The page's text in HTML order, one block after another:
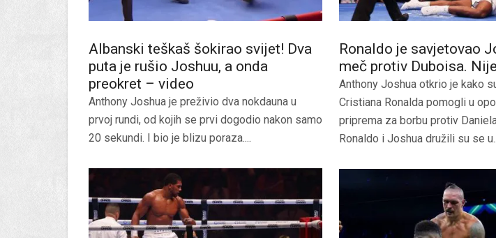
Albanski teškaš šokirao svijet! Dva
puta je rušio Joshuu, a onda
preokret – video
Anthony Joshua je preživio dva nokdauna u
prvoj rundi, od kojih se prvi dogodio nakon samo
20 sekundi. I bio je blizu poraza....
Ronaldo je savjetovao
meč protiv Duboisa.
Anthony Joshua otkrio je kako
Cristiana Ronalda pomogli u
priprema za borbu protiv
Ronaldo i Joshua družili su se